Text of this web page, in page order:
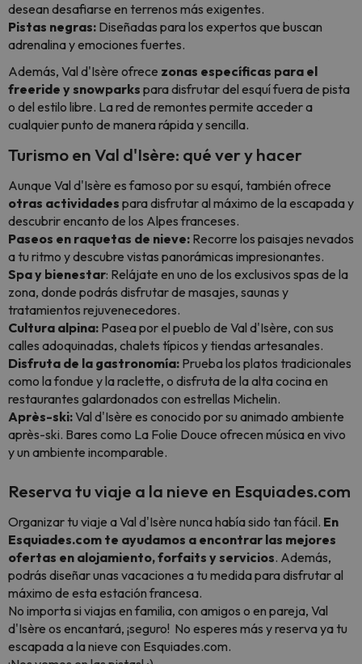
desean desafiarse en terrenos más exigentes.
Pistas negras: Diseñadas para los expertos que buscan
adrenalina y emociones fuertes.
Además, Val d'Isère ofrece zonas específicas para el
freeride y snowparks para disfrutar del esquí fuera de pista
o del estilo libre. La red de remontes permite acceder a
cualquier punto de manera rápida y sencilla.
Turismo en Val d'Isère: qué ver y hacer
Aunque Val d'Isère es famoso por su esquí, también ofrece
otras actividades para disfrutar al máximo de la escapada y
descubrir encanto de los Alpes franceses.
Paseos en raquetas de nieve: Recorre los paisajes nevados
a tu ritmo y descubre vistas panorámicas impresionantes.
Spa y bienestar: Relájate en uno de los exclusivos spas de la
zona, donde podrás disfrutar de masajes, saunas y
tratamientos rejuvenecedores.
Cultura alpina: Pasea por el pueblo de Val d'Isère, con sus
calles adoquinadas, chalets típicos y tiendas artesanales.
Disfruta de la gastronomía: Prueba los platos tradicionales
como la fondue y la raclette, o disfruta de la alta cocina en
restaurantes galardonados con estrellas Michelin.
Après-ski:Val d'Isère es conocido por su animado ambiente
après-ski. Bares como La Folie Douce ofrecen música en vivo
y un ambiente incomparable.
Reserva tu viaje a la nieve en Esquiades.com
Organizar tu viaje a Val d'Isère nunca había sido tan fácil. En
Esquiades.com te ayudamos a encontrar las mejores
ofertas en alojamiento, forfaits y servicios. Además,
podrás diseñar unas vacaciones a tu medida para disfrutar al
máximo de esta estación francesa.
No importa si viajas en familia, con amigos o en pareja, Val
d'Isère os encantará, ¡seguro! No esperes más y reserva ya tu
escapada a la nieve con Esquiades.com.